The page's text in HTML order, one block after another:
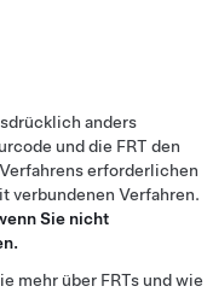
anders
und die FRT den
erforderlichen
verbundenen Verfahren.
Sie nicht
mehr über FRTs und wie